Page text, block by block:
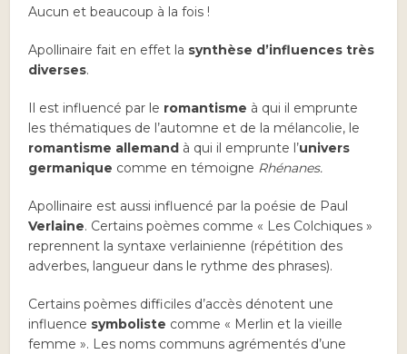
Aucun et beaucoup à la fois !
Apollinaire fait en effet la synthèse d’influences très
diverses.
Il est influencé par le romantisme à qui il emprunte
les thématiques de l’automne et de la mélancolie, le
romantisme allemand à qui il emprunte l’univers
germanique comme en témoigne Rhénanes.
Apollinaire est aussi influencé par la poésie de Paul
Verlaine. Certains poèmes comme « Les Colchiques »
reprennent la syntaxe verlainienne (répétition des
adverbes, langueur dans le rythme des phrases).
Certains poèmes difficiles d’accès dénotent une
influence symboliste comme « Merlin et la vieille
femme ». Les noms communs agrémentés d’une